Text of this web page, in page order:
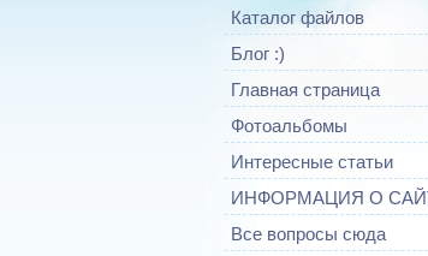
Каталог файлов
Блог :)
Главная страница
Фотоальбомы
Интересные статьи
ИНФОРМАЦИЯ О
Все вопросы сюда